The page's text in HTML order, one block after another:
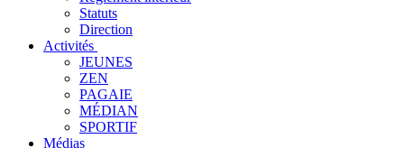
Statuts
Direction
Activités
JEUNES
ZEN
PAGAIE
MÉDIAN
SPORTIF
Médias